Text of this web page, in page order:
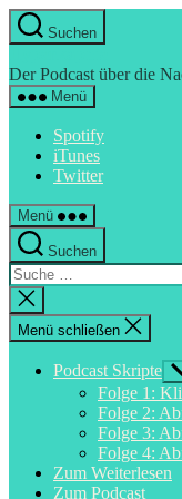
Direkt
zum
wechseln
Suchen
Der Podcast über die
Menü
Spotify
iTunes
Twitter
Menü
Suchen
Suche
nach:
Suche
schließen
Menü schließen
Podcast Skripte
Folge 1:
Folge 2:
Folge 3:
Folge 4:
Zum Weiterlesen
Zum Podcast